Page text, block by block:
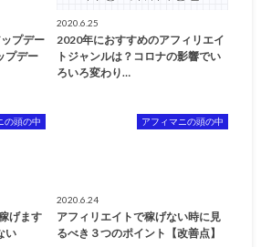
プデー
プデー
2020.6.25
2020年におすすめのアフィリエイ
トジャンルは？コロナの影響でい
ろいろ変わり…
の頭の中
げます
い
アフィマニの頭の中
2020.6.24
アフィリエイトで稼げない時に見
るべき３つのポイント【改善点】